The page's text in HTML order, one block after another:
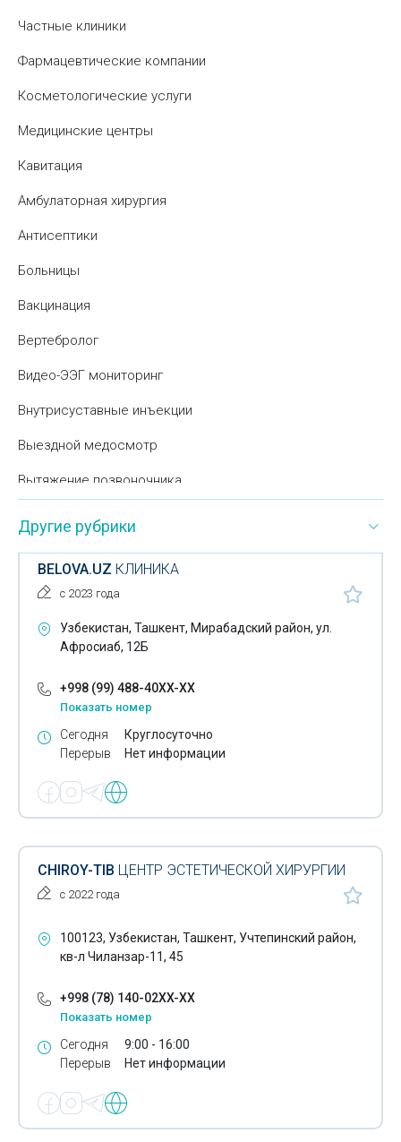
Частные клиники
Фармацевтические компании
Косметологические услуги
Медицинские центры
Кавитация
Амбулаторная хирургия
Антисептики
Больницы
Вакцинация
Вертебролог
Видео-ЭЭГ мониторинг
Внутрисуставные инъекции
Выездной медосмотр
Вытяжение позвоночника
Гастроскопия
Гинекология
Гирудотерапия
Гистологические исследования
Гормональные исследования
Дерматология
Диспансеры
Допплерография
Лечение зоба
Иглотерапия
Иммунофлюоресцентные исследования
Инфузионные растворы
Инъекционные растворы
Иппотерапия
Кардиологические услуги
Другие рубрики
BELOVA.UZ КЛИНИКА
с 2023 года
Узбекистан, Ташкент, Мирабадский район, ул.
Афросиаб, 12Б
+998 (99) 488-40XX-XX
Показать номер
Сегодня
Перерыв
Круглосуточно
Нет информации
CHIROY-TIB ЦЕНТР ЭСТЕТИЧЕСКОЙ ХИРУРГИИ
с 2022 года
100123, Узбекистан, Ташкент, Учтепинский район,
кв-л Чиланзар-11, 45
+998 (78) 140-02XX-XX
Показать номер
Сегодня
Перерыв
9:00 - 16:00
Нет информации